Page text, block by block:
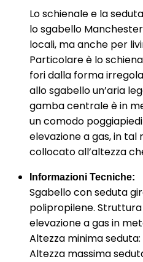
Lo schienale e la
lo sgabello
locali, ma anche per
Particolare è lo
fori dalla forma
allo sgabello un’aria
gamba centrale è in
un comodo
elevazione a gas, in
collocato all’altezza
Informazioni Tecniche:
Sgabello con seduta
polipropilene.
elevazione a gas in
Altezza minima
Altezza massima